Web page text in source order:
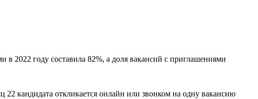
в 2022 году составила 82%, а доля вакансий с приглашениями
кандидата откликается онлайн или звонком на одну вакансию